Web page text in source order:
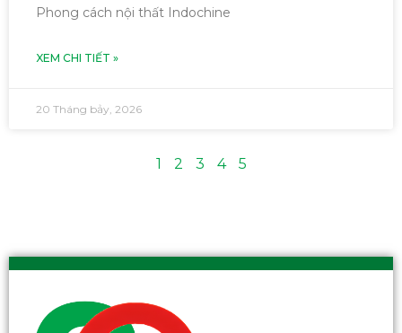
Phong cách nội thất Indochine
XEM CHI TIẾT »
20 Tháng bảy, 2026
1 2 3 4 5